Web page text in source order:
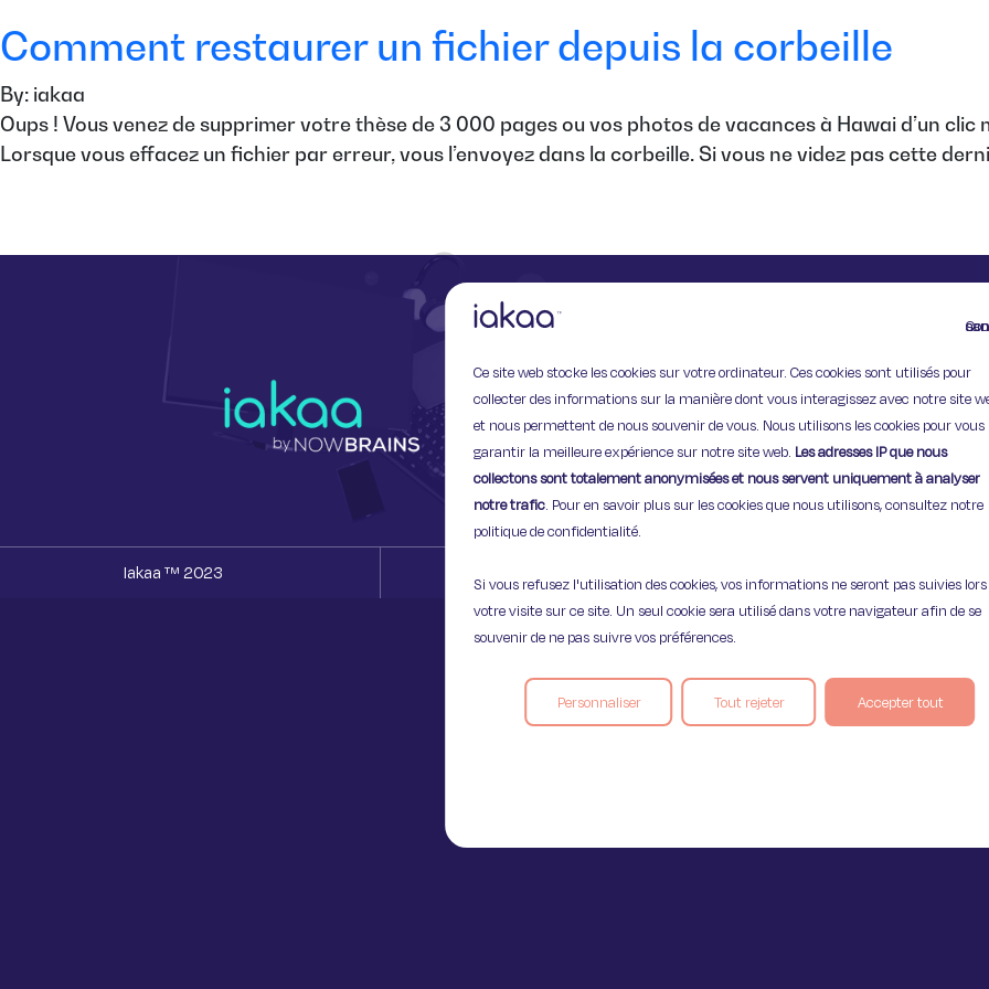
Ce site web stocke les cookies sur votre ordinateur. Ces cookies sont utilisés pour
collecter des informations sur la manière dont vous interagissez avec notre site
et nous permettent de nous souvenir de vous. Nous utilisons les cookies pour vous
garantir la meilleure expérience sur notre site web. Les adresses IP que nous
collectons sont totalement anonymisées et nous servent uniquement à analyser
notre trafic. Pour en savoir plus sur les cookies que nous utilisons, consultez notre
politique de confidentialité.
Si vous refusez l'utilisation des cookies, vos informations ne seront pas suivies lors
votre visite sur ce site. Un seul cookie sera utilisé dans votre navigateur afin de se
souvenir de ne pas suivre vos préférences.
Personnaliser Tout rejeter Accepter tout
Comment restaurer un fichier depuis la corbeille
By: iakaa
Oups ! Vous venez de supprimer votre thèse de 3 000 pages ou vos photos de vacances à Hawai d’un
Lorsque vous effacez un fichier par erreur, vous l’envoyez dans la corbeille. Si vous ne videz pas cette
11 Rue de Provence,
75009 Paris
Iakaa ™ 2023